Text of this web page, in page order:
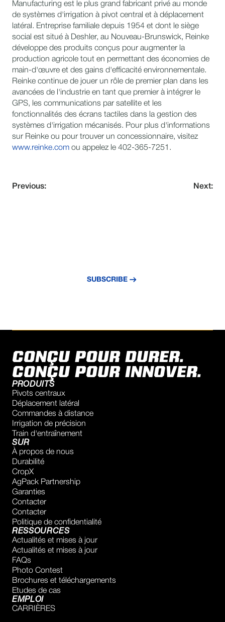
Manufacturing est le plus grand fabricant privé au monde
de systèmes d'irrigation à pivot central et à déplacement
latéral. Entreprise familiale depuis 1954 et dont le siège
social est situé à Deshler, au Nouveau-Brunswick, Reinke
développe des produits conçus pour augmenter la
production agricole tout en permettant des économies de
main-d'œuvre et des gains d'efficacité environnementale.
Reinke continue de jouer un rôle de premier plan dans les
avancées de l'industrie en tant que premier à intégrer le
GPS, les communications par satellite et les
fonctionnalités des écrans tactiles dans la gestion des
systèmes d'irrigation mécanisés. Pour plus d'informations
sur Reinke ou pour trouver un concessionnaire, visitez
www.reinke.com ou appelez le 402-365-7251.
Previous: Next:
SUBSCRIBE
CONÇU POUR DURER.
CONÇU POUR INNOVER.
PRODUITS
Pivots centraux
Déplacement latéral
Commandes à distance
Irrigation de précision
Train d'entraînement
SUR
À propos de nous
Durabilité
CropX
AgPack Partnership
Garanties
Contacter
Contacter
Politique de confidentialité
RESSOURCES
Actualités et mises à jour
Actualités et mises à jour
FAQs
Photo Contest
Brochures et téléchargements
Etudes de cas
EMPLOI
CARRIÈRES